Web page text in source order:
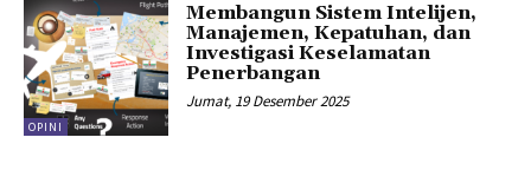
OPINI
Membangun Sistem Intelijen,
Manajemen, Kepatuhan, dan
Investigasi Keselamatan
Penerbangan
Jumat, 19 Desember 2025